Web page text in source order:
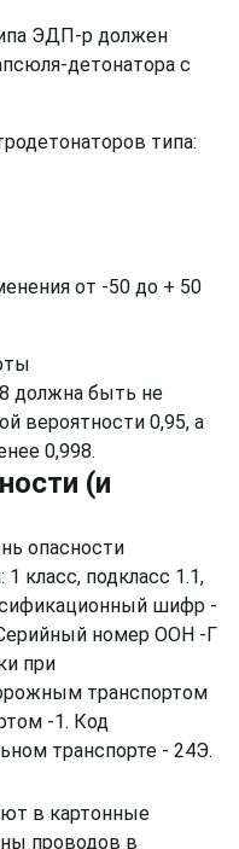
ЭДП-р должен
детонатора с
типа:
от -50 до + 50
должна быть не
вероятности 0,95, а
0,998.
(и
опасности
класс, подкласс 1.1,
шифр -
номер ООН -Г
при
транспортом
-1. Код
транспорте - 24Э.
в картонные
проводов в